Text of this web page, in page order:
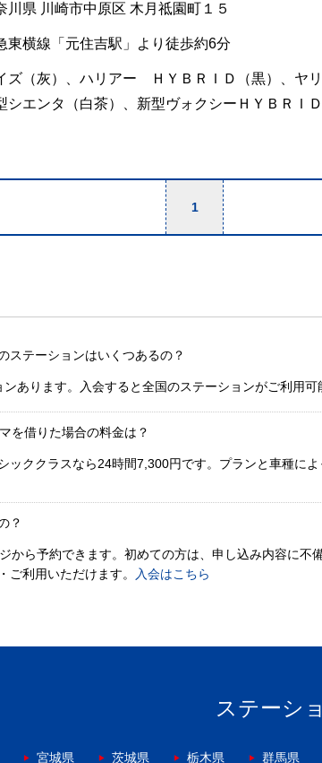
川県 川崎市中原区 木月祗園町１５
東横線「元住吉駅」より徒歩約6分
ズ（灰）、ハリアー ＨＹＢＲＩＤ（黒）、ヤ
シエンタ（白茶）、新型ヴォクシーＨＹＢＲＩ
1
ステーションはいくつあるの？
あります。入会すると全国のステーションがご利用可
を借りた場合の料金は？
ッククラスなら24時間7,300円です。プランと車種に
？
から予約できます。初めての方は、申し込み内容に不
ご利用いただけます。
入会はこちら
ステーシ
宮城県 茨城県 栃木県 群馬県